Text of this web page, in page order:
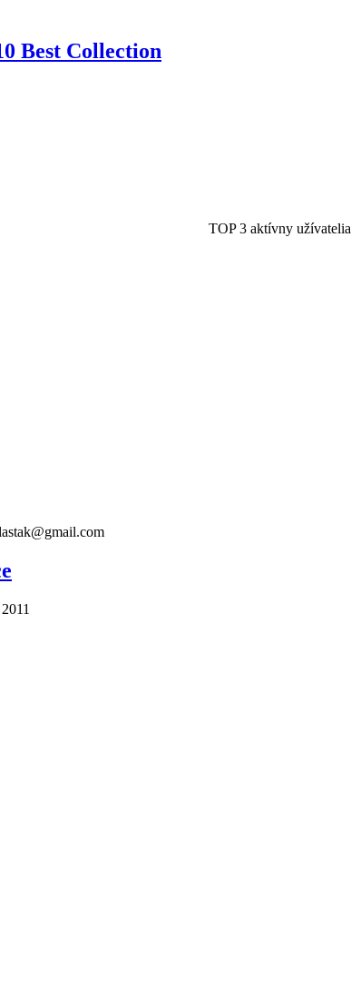
Best Collection
TOP 3 aktívny užívatelia